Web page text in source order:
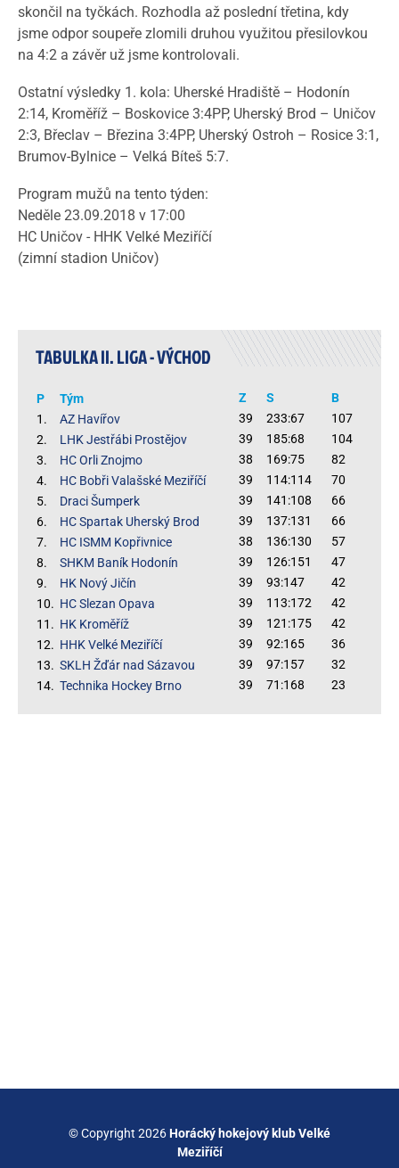
skončil na tyčkách. Rozhodla až poslední třetina, kdy
jsme odpor soupeře zlomili druhou využitou přesilovkou
na 4:2 a závěr už jsme kontrolovali.
Ostatní výsledky 1. kola: Uherské Hradiště – Hodonín
2:14, Kroměříž – Boskovice 3:4PP, Uherský Brod – Uničov
2:3, Břeclav – Březina 3:4PP, Uherský Ostroh – Rosice 3:1,
Brumov-Bylnice – Velká Bíteš 5:7.
Program mužů na tento týden:
Neděle 23.09.2018 v 17:00
HC Uničov - HHK Velké Meziříčí
(zimní stadion Uničov)
TABULKA II. LIGA - VÝCHOD
P Tým Z S
B
1.
AZ Havířov 39 233:67
107
2.
LHK Jestřábi Prostějov 39 185:68
104
3.
HC Orli Znojmo 38 169:75
82
4.
HC Bobři Valašské Meziříčí 39 114:114
70
5.
Draci Šumperk 39 141:108
66
6.
HC Spartak Uherský Brod 39 137:131
66
7.
HC ISMM Kopřivnice 38 136:130
57
8.
SHKM Baník Hodonín 39 126:151
47
9.
HK Nový Jičín 39 93:147
42
10. HC Slezan Opava 39 113:172
42
11. HK Kroměříž 39 121:175
42
12. HHK Velké Meziříčí 39 92:165
36
13. SKLH Žďár nad Sázavou 39 97:157
32
14. Technika Hockey Brno 39 71:168 23
© Copyright 2026Horácký hokejový klub Velké
Meziříčí